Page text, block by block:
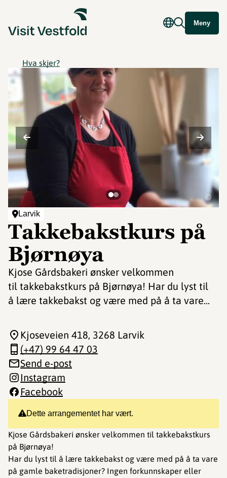
Meny
Hva skjer?
Larvik
Takkebakstkurs på
Bjørnøya
Kjose Gårdsbakeri ønsker velkommen
til takkebakstkurs på Bjørnøya! Har du lyst til
å lære takkebakst og være med på å ta vare...
©
Dette arrangementet har vært.
Kjose Gårdsbakeri ønsker velkommen til takkebakstkurs
på Bjørnøya!
Har du lyst til å lære takkebakst og være med på å ta vare
på gamle baketradisjoner? Ingen forkunnskaper eller
Kjoseveien 418, 3268 Larvik
(+47) 99 64 47 03
Send e-post
Instagram
Facebook